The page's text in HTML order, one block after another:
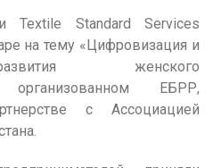
Textile Standard Services
на тему «Цифровизация и
женского
организованном ЕБРР,
с Ассоциацией